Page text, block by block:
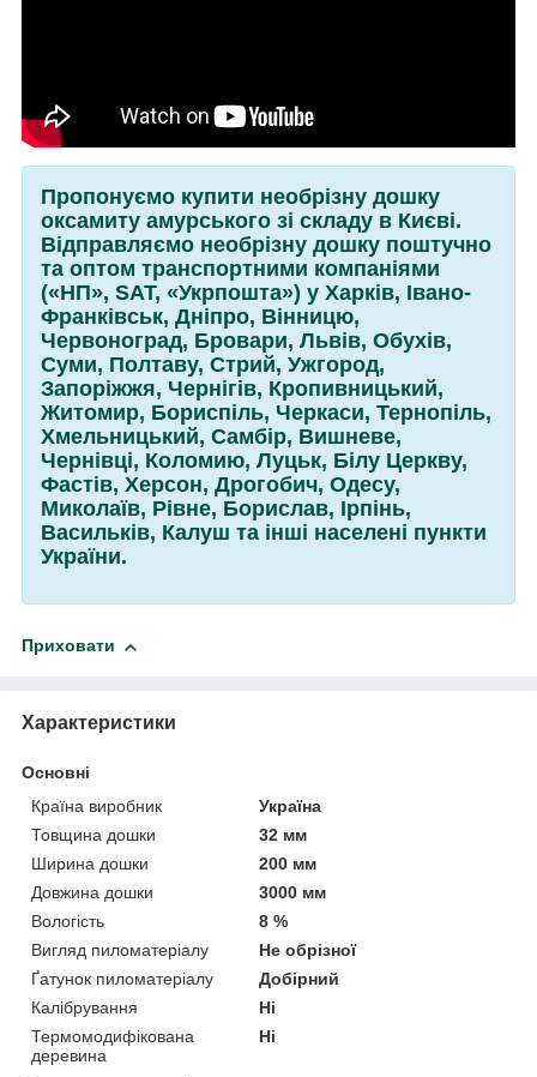
Пропонуємо купити необрізну дошку
оксамиту амурського зі складу в Києві.
Відправляємо необрізну дошку поштучно
та оптом транспортними компаніями
(«НП», SАТ, «Укрпошта») у Харків, Івано-
Франківськ, Дніпро, Вінницю,
Червоноград, Бровари, Львів, Обухів,
Суми, Полтаву, Стрий, Ужгород,
Запоріжжя, Чернігів, Кропивницький,
Житомир, Бориспіль, Черкаси, Тернопіль,
Хмельницький, Самбір, Вишневе,
Чернівці, Коломию, Луцьк, Білу Церкву,
Фастів, Херсон, Дрогобич, Одесу,
Миколаїв, Рівне, Борислав, Ірпінь,
Васильків, Калуш та інші населені пункти
України.
Приховати
Характеристики
Основні
Країна виробник
Україна
Товщина дошки
32 мм
Ширина дошки
200 мм
Довжина дошки
3000 мм
Вологість
8 %
Вигляд пиломатеріалу
Не обрізної
Ґатунок пиломатеріалу
Добірний
Калібрування
Ні
Термомодифікована
деревина
Ні